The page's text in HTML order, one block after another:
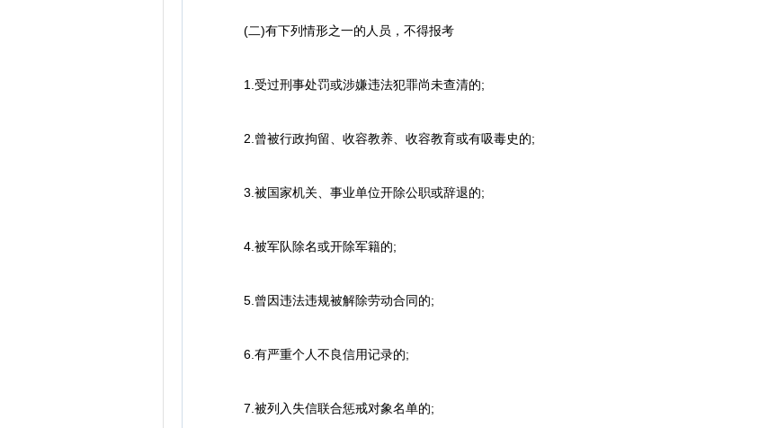
(二)有下列情形之一的人员，不得报考
1.受过刑事处罚或涉嫌违法犯罪尚未查清的;
2.曾被行政拘留、收容教养、收容教育或有吸毒史的;
3.被国家机关、事业单位开除公职或辞退的;
4.被军队除名或开除军籍的;
5.曾因违法违规被解除劳动合同的;
6.有严重个人不良信用记录的;
7.被列入失信联合惩戒对象名单的;